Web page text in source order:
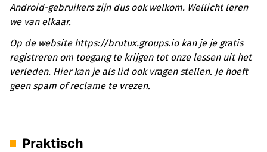
Android-gebruikers zijn dus ook welkom. Wellicht leren
we van elkaar.
Op de website https://brutux.groups.io kan je je gratis
registreren om toegang te krijgen tot onze lessen uit het
verleden. Hier kan je als lid ook vragen stellen. Je hoeft
geen spam of reclame te vrezen.
Praktisch